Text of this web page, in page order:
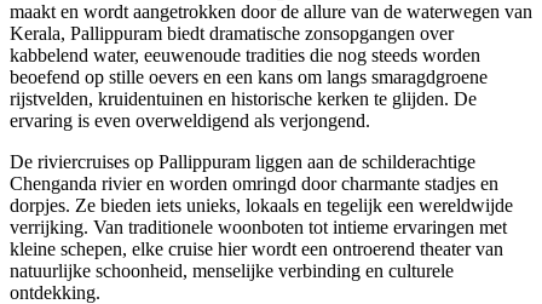
maakt en wordt aangetrokken door de allure van de waterwegen van
Kerala, Pallippuram biedt dramatische zonsopgangen over
kabbelend water, eeuwenoude tradities die nog steeds worden
beoefend op stille oevers en een kans om langs smaragdgroene
rijstvelden, kruidentuinen en historische kerken te glijden. De
ervaring is even overweldigend als verjongend.
De riviercruises op Pallippuram liggen aan de schilderachtige
Chenganda rivier en worden omringd door charmante stadjes en
dorpjes. Ze bieden iets unieks, lokaals en tegelijk een wereldwijde
verrijking. Van traditionele woonboten tot intieme ervaringen met
kleine schepen, elke cruise hier wordt een ontroerend theater van
natuurlijke schoonheid, menselijke verbinding en culturele
ontdekking.